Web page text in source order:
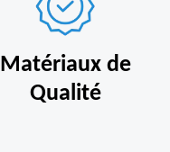
Matériaux de
Qualité